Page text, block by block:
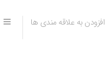
افزودن به علاقه مندی ها